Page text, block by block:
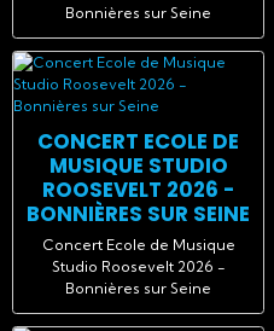
Bonnières sur Seine
CONCERT ECOLE DE
MUSIQUE STUDIO
ROOSEVELT 2026 -
BONNIÈRES SUR SEINE
Concert Ecole de Musique
Studio Roosevelt 2026 -
Bonnières sur Seine